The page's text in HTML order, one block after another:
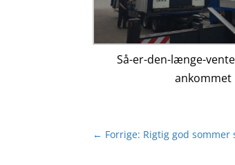
Så-er-den-længe-
ankommet
← Forrige: Rigtig god sommer